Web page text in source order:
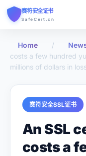
赛符安全证书
SafeCert.cn
Home
Free Certificate
Installation Guide
Home /
costs a few hundred
millions of dollars in
赛符安全SSL证书
An SSL
costs a